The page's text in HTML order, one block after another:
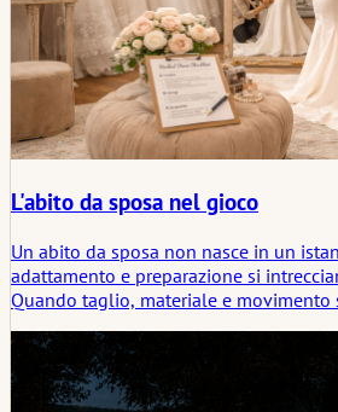
L'abito da sposa nel gioco
Un abito da sposa non nasce in un
adattamento e preparazione si
Quando taglio, materiale e movimento
calma e alla presenza della sposa.